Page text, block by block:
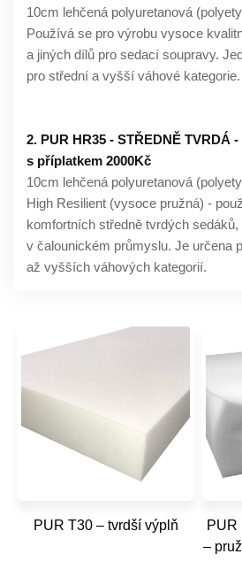
10cm lehčená polyuretanová
Používá se pro výrobu vysoce
a jiných dílů pro sedací soupravy.
pro střední a vyšší váhové kategorie.
2. PUR HR35 - STŘEDNĚ TVRDÁ
s příplatkem 2000Kč
10cm lehčená polyuretanová
High Resilient (vysoce pružná) -
komfortních středně tvrdých
v čalounickém průmyslu. Je určena
až vyšších váhových kategorií.
PUR T30 – tvrdší výplň
PUR
–